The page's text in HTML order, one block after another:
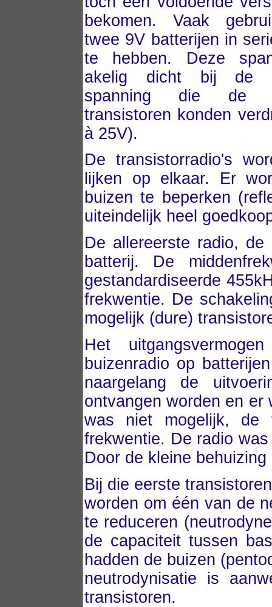
bekomen. Vaak
twee 9V batterijen in
te hebben. Deze
akelig dicht bij de
spanning die de
transistoren konden
à 25V).
De transistorradio's
lijken op elkaar. Er
buizen te beperken
uiteindelijk heel
De allereerste radio, de
batterij. De
gestandardiseerde
frekwentie. De
mogelijk (dure)
Het
buizenradio op
naargelang de
ontvangen worden en er
was niet mogelijk, de
frekwentie. De radio
Door de kleine
Bij die eerste
worden om één van de
te reduceren
de capaciteit tussen
hadden de buizen
neutrodynisatie is
transistoren.